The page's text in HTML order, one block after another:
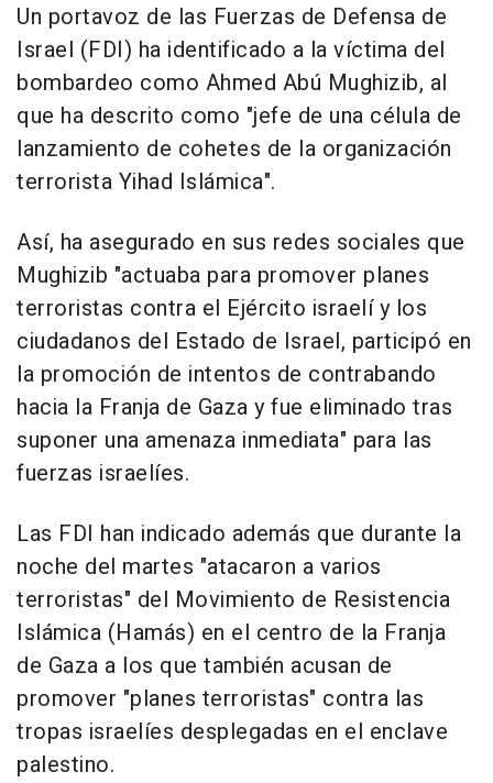
Un portavoz de las Fuerzas de Defensa de
Israel (FDI) ha identificado a la víctima del
bombardeo como Ahmed Abú Mughizib, al
que ha descrito como "jefe de una célula de
lanzamiento de cohetes de la organización
terrorista Yihad Islámica".
Así, ha asegurado en sus redes sociales que
Mughizib "actuaba para promover planes
terroristas contra el Ejército israelí y los
ciudadanos del Estado de Israel, participó en
la promoción de intentos de contrabando
hacia la Franja de Gaza y fue eliminado tras
suponer una amenaza inmediata" para las
fuerzas israelíes.
Las FDI han indicado además que durante la
noche del martes "atacaron a varios
terroristas" del Movimiento de Resistencia
Islámica (Hamás) en el centro de la Franja
de Gaza a los que también acusan de
promover "planes terroristas" contra las
tropas israelíes desplegadas en el enclave
palestino.